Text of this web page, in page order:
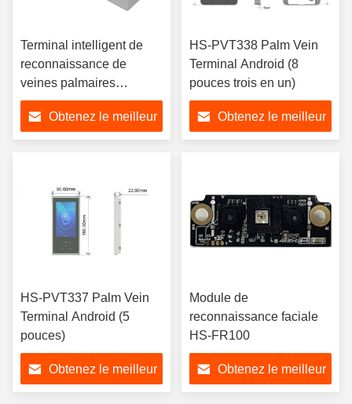
Terminal intelligent de
reconnaissance de
veines palmaires
embarqué HS-PVT335L
(Trois-en-un)
Obtenez le meilleur
HS-PVT338 Palm Vein
Terminal Android (8
pouces trois en un)
Obtenez le meilleur
HS-PVT337 Palm Vein
Terminal Android (5
pouces)
Obtenez le meilleur
Module de
reconnaissance faciale
HS-FR100
Obtenez le meilleur